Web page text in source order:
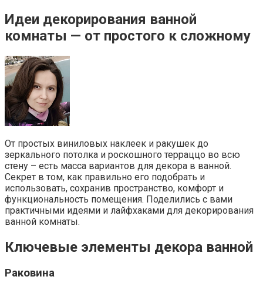
Идеи декорирования ванной
комнаты — от простого к сложному
От простых виниловых наклеек и ракушек до
зеркального потолка и роскошного терраццо во всю
стену – есть масса вариантов для декора в ванной.
Секрет в том, как правильно его подобрать и
использовать, сохранив пространство, комфорт и
функциональность помещения. Поделились с вами
практичными идеями и лайфхаками для декорирования
ванной комнаты.
Ключевые элементы декора ванной
Раковина